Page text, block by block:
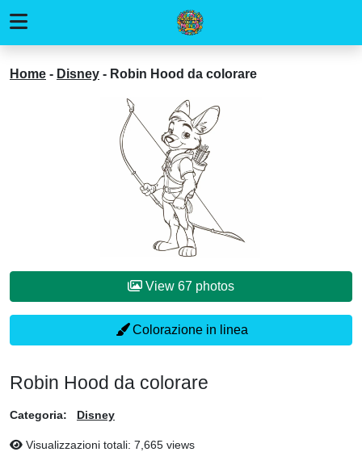
Home - Disney - Robin Hood da colorare
View 67 photos
Colorazione in linea
Robin Hood da colorare
Categoria: Disney
Visualizzazioni totali: 7,665 views